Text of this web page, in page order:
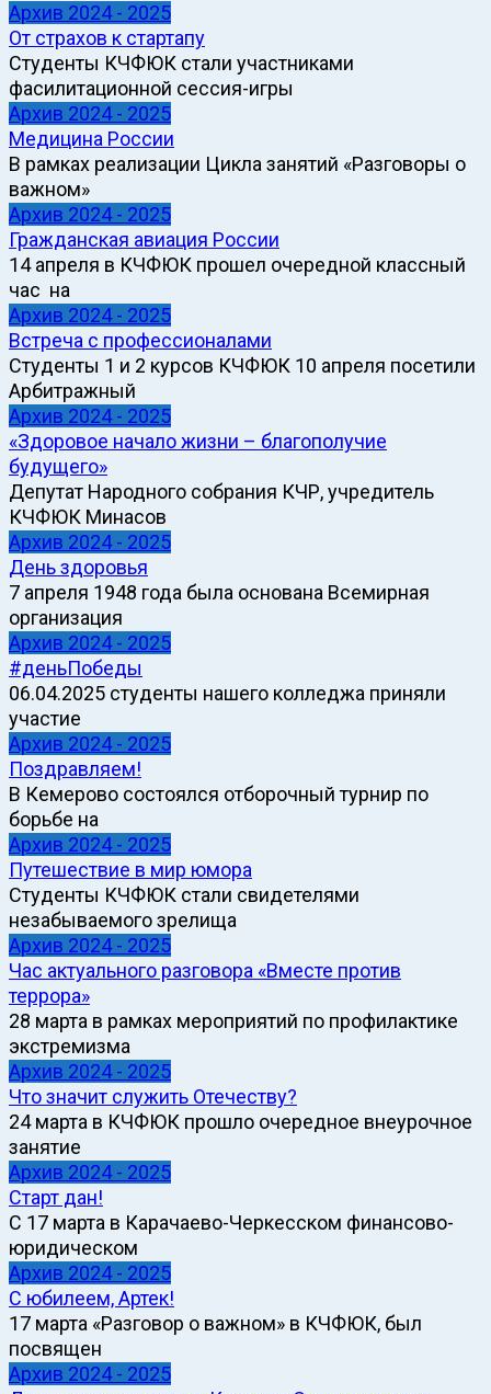
Архив 2024 - 2025
От страхов к стартапу
Студенты КЧФЮК стали участниками
фасилитационной сессия-игры
Архив 2024 - 2025
Медицина России
В рамках реализации Цикла занятий «Разговоры о
важном»
Архив 2024 - 2025
Гражданская авиация России
14 апреля в КЧФЮК прошел очередной классный
час на
Архив 2024 - 2025
Встреча с профессионалами
Студенты 1 и 2 курсов КЧФЮК 10 апреля посетили
Арбитражный
Архив 2024 - 2025
«Здоровое начало жизни – благополучие
будущего»
Депутат Народного собрания КЧР, учредитель
КЧФЮК Минасов
Архив 2024 - 2025
День здоровья
7 апреля 1948 года была основана Всемирная
организация
Архив 2024 - 2025
#деньПобеды
06.04.2025 студенты нашего колледжа приняли
участие
Архив 2024 - 2025
Поздравляем!
В Кемерово состоялся отборочный турнир по
борьбе на
Архив 2024 - 2025
Путешествие в мир юмора
Студенты КЧФЮК стали свидетелями
незабываемого зрелища
Архив 2024 - 2025
Час актуального разговора «Вместе против
террора»
28 марта в рамках мероприятий по профилактике
экстремизма
Архив 2024 - 2025
Что значит служить Отечеству?
24 марта в КЧФЮК прошло очередное внеурочное
занятие
Архив 2024 - 2025
Старт дан!
С 17 марта в Карачаево-Черкесском финансово-
юридическом
Архив 2024 - 2025
С юбилеем, Артек!
17 марта «Разговор о важном» в КЧФЮК, был
посвящен
Архив 2024 - 2025